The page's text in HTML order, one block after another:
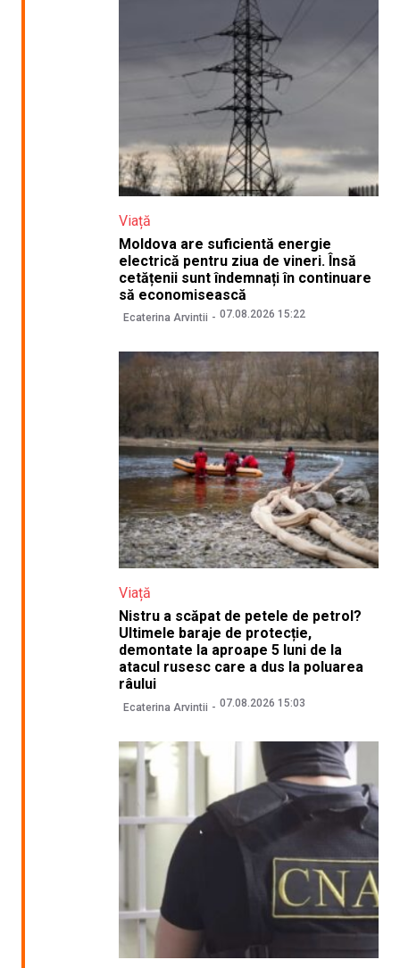
Viață
Moldova are suficientă energie
electrică pentru ziua de vineri. Însă
cetățenii sunt îndemnați în continuare
să economisească
Ecaterina Arvintii 07.08.2026 15:22
Viață
Nistru a scăpat de petele de petrol?
Ultimele baraje de protecție,
demontate la aproape 5 luni de la
atacul rusesc care a dus la poluarea
râului
Ecaterina Arvintii 07.08.2026 15:03